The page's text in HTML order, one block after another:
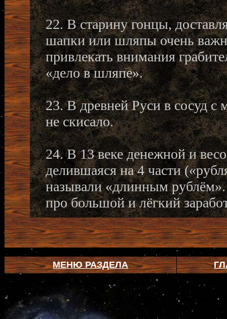
22. В старину гонцы,
шапки или шляпы очень
привлекать внимания
«дело в шляпе».
23. В древней Руси в сосуд с
не скисало.
24. В 13 веке денежной и
делившаяся на 4 части
называли «длинным
про большой и лёгкий
МЕНЮ РАЗДЕЛА